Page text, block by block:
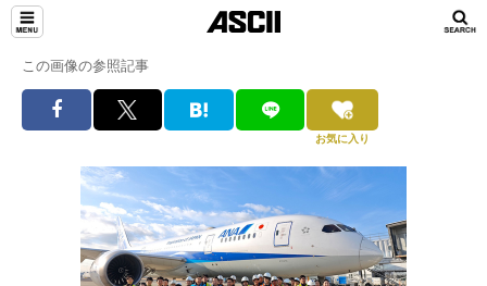
この画像の参照記事
お気に入り